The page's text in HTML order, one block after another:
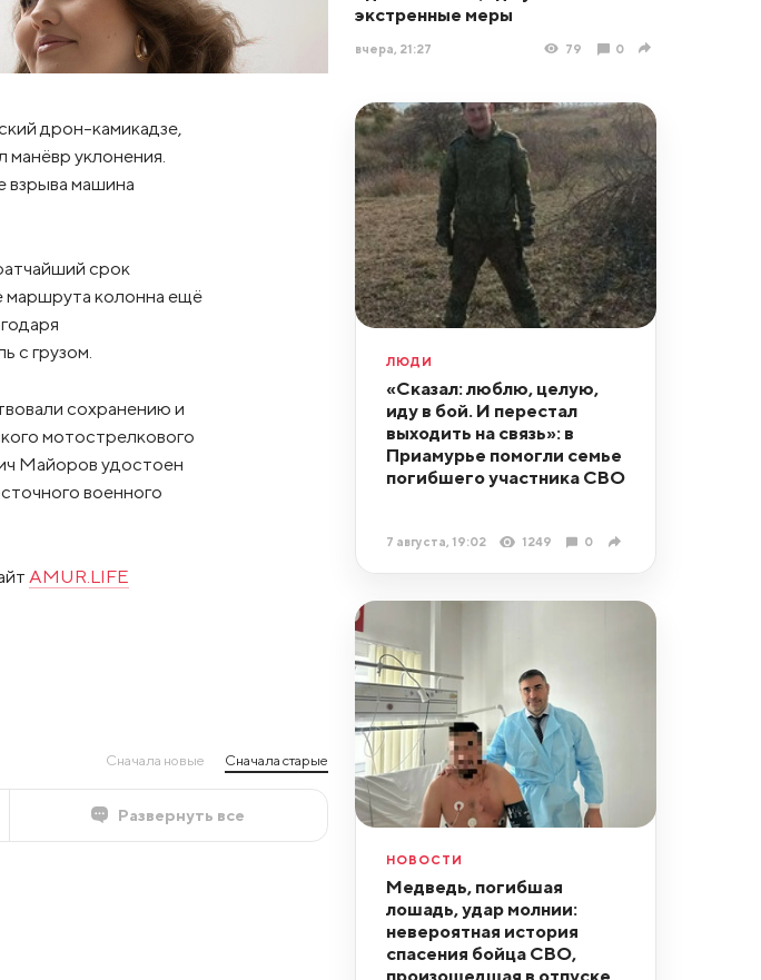
дрон-камикадзе,
уклонения.
взрыва машина
срок
маршрута колонна ещё
с грузом.
сохранению и
мотострелкового
Майоров удостоен
военного
AMUR.LIFE
Сначала новые Сначала старые
Развернуть все
экстренные меры
вчера, 21:27 79 0
ЛЮДИ
«Сказал: люблю, целую,
иду в бой. И перестал
выходить на связь»: в
Приамурье помогли семье
погибшего участника СВО
7 августа, 19:02 1249 0
НОВОСТИ
Медведь, погибшая
лошадь, удар молнии:
невероятная история
спасения бойца СВО,
произошедшая в отпуске